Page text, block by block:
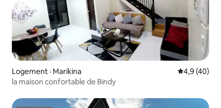
Logement · Marikina Note
4,9 (40)
la maison confortable de Bindy